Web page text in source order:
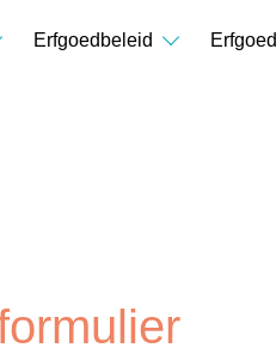
Erfgoedbeleid Erfgoed